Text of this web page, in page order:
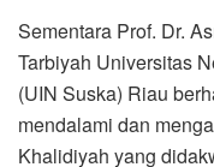
Sementara Prof. Dr.
Tarbiyah Universitas
(UIN Suska) Riau
mendalami dan
Khalidiyah yang